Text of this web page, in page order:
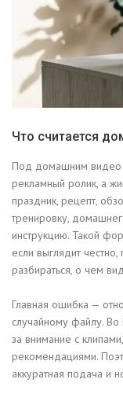
Что считается
Под домашним видео
рекламный ролик, а
праздник, рецепт,
тренировку,
инструкцию. Такой
если выглядит честно,
разбираться, о чем
Главная ошибка —
случайному файлу. Во
за внимание с
рекомендациями.
аккуратная подача и